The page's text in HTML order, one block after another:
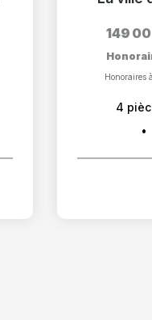
149
Honoraires
4